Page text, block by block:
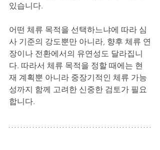
있습니다.
어떤 체류 목적을 선택하느냐에 따라 심
사 기준의 강도뿐만 아니라, 향후 체류 연
장이나 전환에서의 유연성도 달라집니
다. 따라서 체류 목적을 정할 때에는 현
재 계획뿐 아니라 중장기적인 체류 가능
성까지 함께 고려한 신중한 검토가 필요
합니다.